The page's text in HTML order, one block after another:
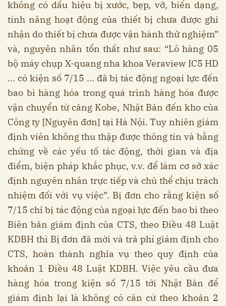
không có dấu hiệu bị xước, bẹp, vỡ, biến dạng,
tính năng hoạt động của thiết bị chưa được ghi
nhận do thiết bị chưa được vận hành thử nghiệm”
và, nguyên nhân tổn thất như sau: “Lô hàng 05
bộ máy chụp X-quang nha khoa Veraview IC5 HD
... có kiện số 7/15 ... đã bị tác động ngoại lực đến
bao bì hàng hóa trong quá trình hàng hóa được
vận chuyển từ cảng Kobe, Nhật Bản đến kho của
Công ty [Nguyên đơn] tại Hà Nội. Tuy nhiên giám
định viên không thu thập được thông tin và bằng
chứng về các yếu tố tác động, thời gian và địa
điểm, biện pháp khắc phục, v.v. để làm cơ sở xác
định nguyên nhân trực tiếp và chủ thể chịu trách
nhiệm đối với vụ việc”. Bị đơn cho rằng kiện số
7/15 chỉ bị tác động của ngoại lực đến bao bì theo
Biên bản giám định của CTS, theo Điều 48 Luật
KDBH thì Bị đơn đã mời và trả phí giám định cho
CTS, hoàn thành nghĩa vụ theo quy định của
khoản 1 Điều 48 Luật KDBH. Việc yêu cầu đưa
hàng hóa trong kiện số 7/15 tới Nhật Bản để
giám định lại là không có căn cứ theo khoản 2